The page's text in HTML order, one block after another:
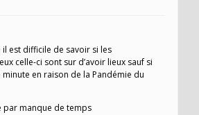
est difficile de savoir si les
celle-ci sont sur d’avoir lieux sauf si
en raison de la Pandémie du
par manque de temps